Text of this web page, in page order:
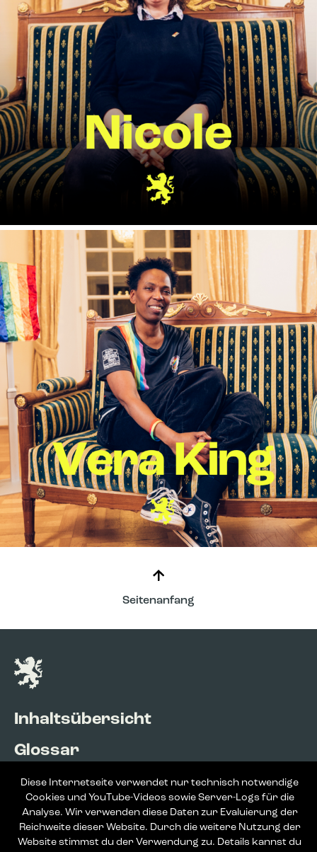
Diese Internetseite verwendet nur technisch notwendige
Cookies und YouTube-Videos sowie Server-Logs für die
Analyse. Wir verwenden diese Daten zur Evaluierung der
Reichweite dieser Website. Durch die weitere Nutzung der
Website stimmst du der Verwendung zu. Details kannst du
Seitenanfang
Inhaltsübersicht
Glossar
Barriere melden
Kontakt
Datenschutz